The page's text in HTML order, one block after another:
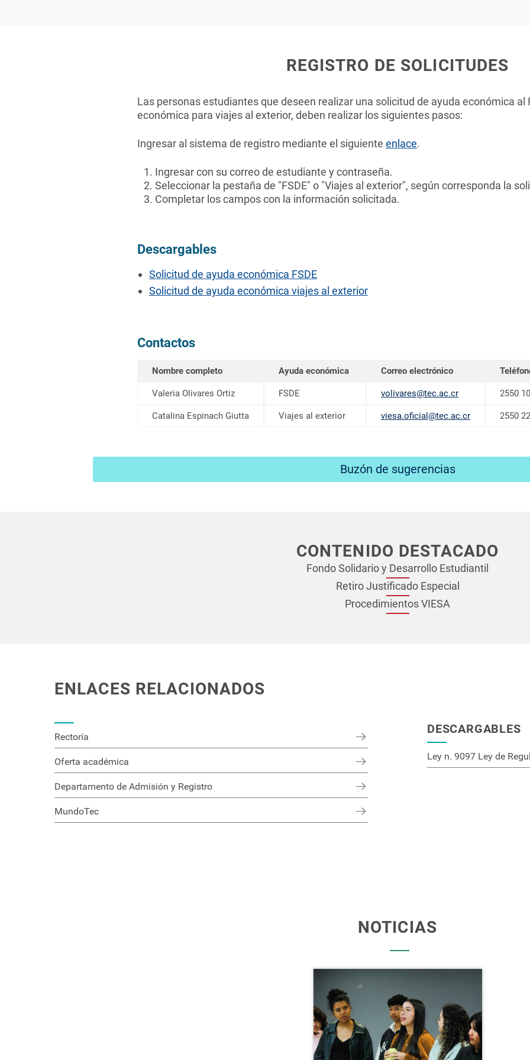
REGISTRO DE SOLICITUDES
Las personas estudiantes que deseen realizar una solicitud de ayuda económica al
económica para viajes al exterior, deben realizar los siguientes pasos:
Ingresar al sistema de registro mediante el siguiente enlace.
Ingresar con su correo de estudiante y contraseña.
Seleccionar la pestaña de "FSDE" o "Viajes al exterior", según corresponda la
Completar los campos con la información solicitada.
Descargables
Solicitud de ayuda económica FSDE
Solicitud de ayuda económica viajes al exterior
Contactos
Nombre completo Ayuda económica Correo electrónico
Valeria Olivares Ortiz FSDE volivares@tec.ac.cr 2550
Catalina Espinach Giutta Viajes al exterior viesa.oficial@tec.ac.cr 2550
Buzón de sugerencias
CONTENIDO DESTACADO
Fondo Solidario y Desarrollo Estudiantil
Retiro Justificado Especial
Procedimientos VIESA
ENLACES RELACIONADOS
Rectoría
Oferta académica
Departamento de Admisión y Registro
MundoTec
DESCARGABLES
Ley n. 9097 Ley de
NOTICIAS